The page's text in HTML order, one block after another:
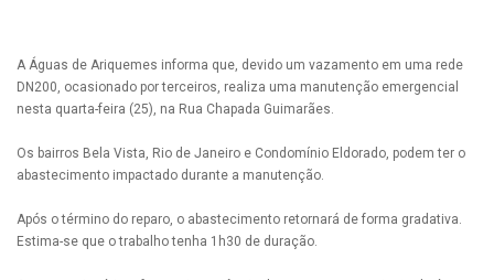
A Águas de Ariquemes informa que, devido um vazamento em uma rede
DN200, ocasionado por terceiros, realiza uma manutenção emergencial
nesta quarta-feira (25), na Rua Chapada Guimarães.
Os bairros Bela Vista, Rio de Janeiro e Condomínio Eldorado, podem ter o
abastecimento impactado durante a manutenção.
Após o término do reparo, o abastecimento retornará de forma gradativa.
Estima-se que o trabalho tenha 1h30 de duração.